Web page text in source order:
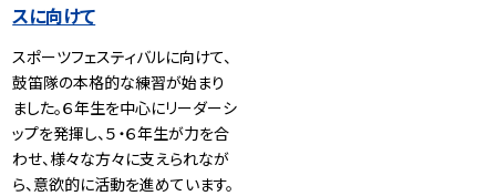
スに向けて
スポーツフェスティバルに向けて、
鼓笛隊の本格的な練習が始まり
ました。６年生を中心にリーダーシ
ップを発揮し、５・６年生が力を合
わせ、様々な方々に支えられなが
ら、意欲的に活動を進めています。